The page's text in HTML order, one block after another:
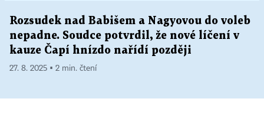
Rozsudek nad Babišem a Nagyovou do voleb
nepadne. Soudce potvrdil, že nové líčení v
kauze Čapí hnízdo nařídí později
27. 8. 2025 ▪ 2 min. čtení